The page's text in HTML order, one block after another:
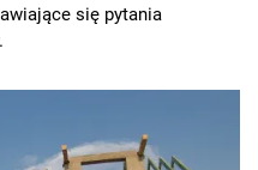
się pytania